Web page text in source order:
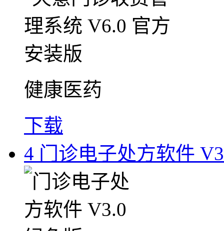
健康医药
下载
4 门诊电子处方软件